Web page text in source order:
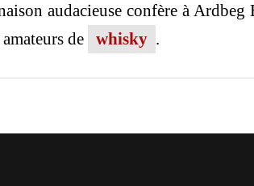
audacieuse confère à
de
whisky .